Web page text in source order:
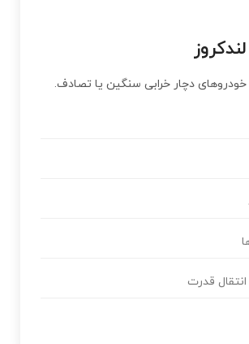
دچار خرابی سنگین یا تصادف.
قدرت